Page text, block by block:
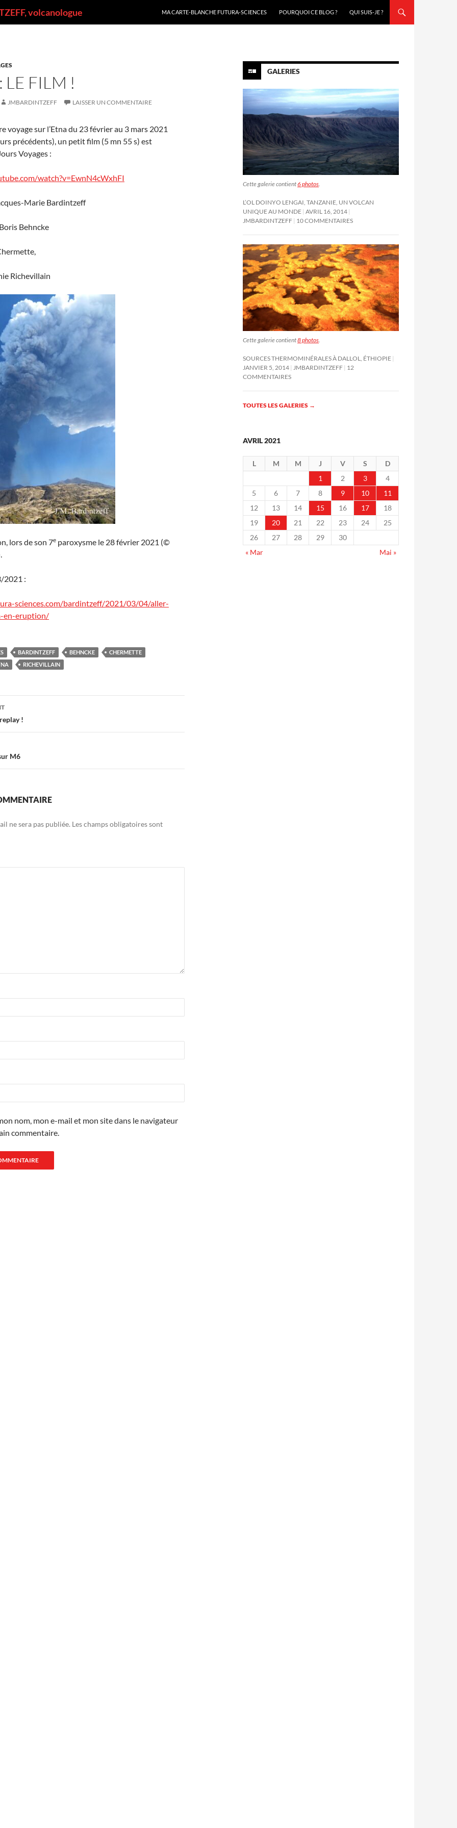
volcanologue
MA CARTE-BLANCHE FUTURA-SCIENCES
POURQUOI CE BLOG ? QUI SUIS-JE ?
LE FILM !
JMBARDINTZEFF LAISSER UN COMMENTAIRE
voyage sur l’Etna du 23 février au 3 mars 2021
précédents), un petit film (5 mn 55 s) est
Voyages :
watch?v=EwnN4cWxhFI
Marie Bardintzeff
Behncke
Richevillain
lors de son 7e paroxysme le 28 février 2021 (©
2021 :
sciences.com/bardintzeff/2021/03/04/aller-
en-eruption/
BARDINTZEFF BEHNCKE
CHERMETTE
RICHEVILLAIN
!
M6
ne sera pas publiée. Les champs obligatoires sont
nom, mon e-mail et mon site dans le navigateur
commentaire.
GALERIES
Cette galerie contient6 photos.
L’OL DOINYO LENGAI, TANZANIE, UN VOLCAN
UNIQUE AU MONDE AVRIL 16, 2014
JMBARDINTZEFF 10 COMMENTAIRES
Cette galerie contient8 photos
SOURCES THERMOMINÉRALES À DALLOL, ÉTHIOPIE
JANVIER 5, 2014
JMBARDINTZEFF 12
COMMENTAIRES
TOUTES LES GALERIES →
AVRIL 2021
L M M J V S
D
1
2 3
4
5
6 7 8 9 10
11
12
13 14 15 16 17
18
19
20 21 22 23 24
25
26
27 28 29
30
« Mar
Mai »